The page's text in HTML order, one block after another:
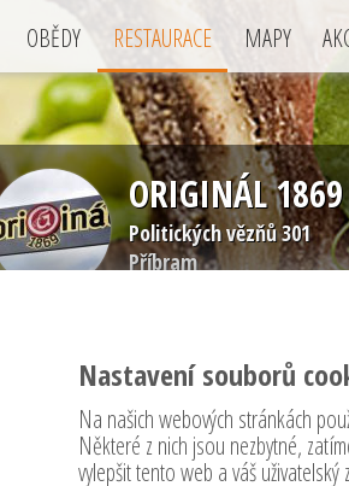
OBĚDY RESTAURACE MAPY
ORIGINÁL
Politických vězňů 301
Příbram
Nastavení souborů
Na našich webových stránkách
Některé z nich jsou nezbytné,
vylepšit tento web a váš uživatelský